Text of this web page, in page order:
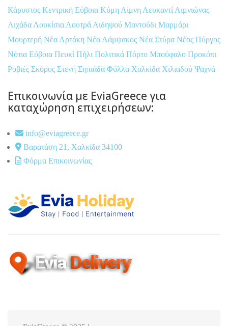
Κάρυστος Κεντρική Εύβοια Κύμη Λίμνη Λευκαντί Λιμνιώνας
Λιχάδα Λουκίσια Λουτρά Αιδηψού Μαντούδι Μαρμάρι
Μουρτερή Νέα Αρτάκη Νέα Λάμψακος Νέα Στύρα Νέος Πύργος
Νότια Εύβοια Πευκί Πήλι Πολιτικά Πόρτο Μπούφαλο Προκόπι
Ροβιές Σκύρος Στενή Σηπιάδα Φύλλα Χαλκίδα Χιλιαδού Ψαχνά
Επικοινωνία με EviaGreece για
καταχώρηση επιχειρήσεων:
info@eviagreece.gr
Βαρατάση 21, Χαλκίδα 34100
Φόρμα Επικοινωνίας